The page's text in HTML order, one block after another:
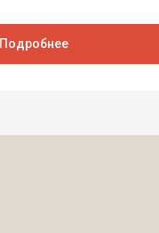
Подробнее